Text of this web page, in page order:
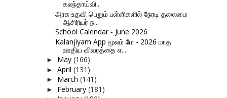
கலந்தாய்வி...
அரசு உதவி பெறும் பள்ளிகளில் நேரடி தலைமை
ஆசிரியர் ந...
School Calendar - June 2026
Kalanjiyam App மூலம் மே - 2026 மாத
ஊதிய விவரத்தை எ...
► May (166)
► April (131)
► March (141)
► February (181)